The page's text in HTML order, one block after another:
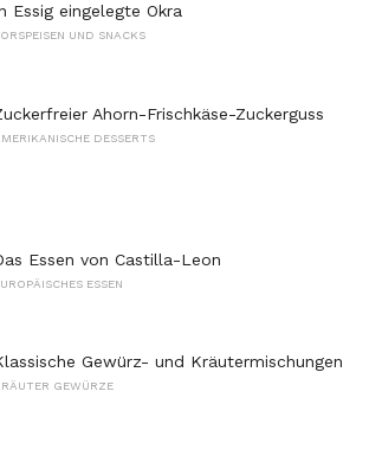
Essig eingelegte Okra
UND SNACKS
Ahorn-Frischkäse-Zuckerguss
DESSERTS
Essen von Castilla-Leon
ESSEN
Gewürz- und Kräutermischungen
GEWÜRZE